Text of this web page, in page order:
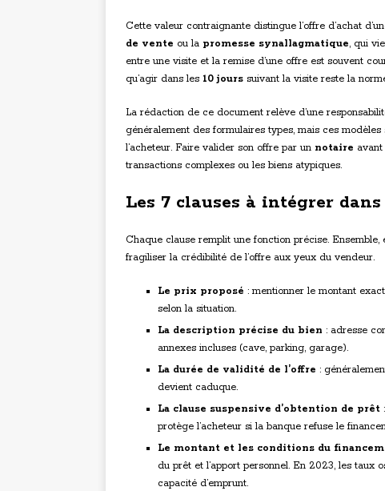
Cette valeur contraignante distingue l’offre d’achat
de vente ou la promesse synallagmatique, qui
entre une visite et la remise d’une offre est souvent
qu’agir dans les 10 jours suivant la visite reste la
La rédaction de ce document relève d’une
généralement des formulaires types, mais ces
l’acheteur. Faire valider son offre par un notaire
transactions complexes ou les biens atypiques.
Les 7 clauses à intégrer
Chaque clause remplit une fonction précise.
fragiliser la crédibilité de l’offre aux yeux du vendeur.
Le prix proposé : mentionner le montant
selon la situation.
La description précise du bien : adresse
annexes incluses (cave, parking, garage).
La durée de validité de l’offre :
devient caduque.
La clause suspensive d’obtention de prêt
protège l’acheteur si la banque refuse le
Le montant et les conditions du
du prêt et l’apport personnel. En 2023, les taux
capacité d’emprunt.